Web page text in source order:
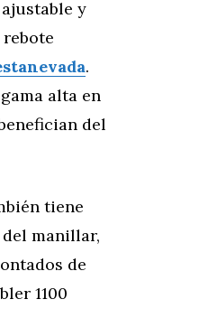
y
.
alta en
del
tiene
manillar,
de
1100